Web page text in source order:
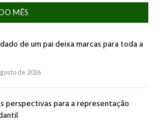
MÊS
de um pai deixa marcas para toda a
de 2026
perspectivas para a representação